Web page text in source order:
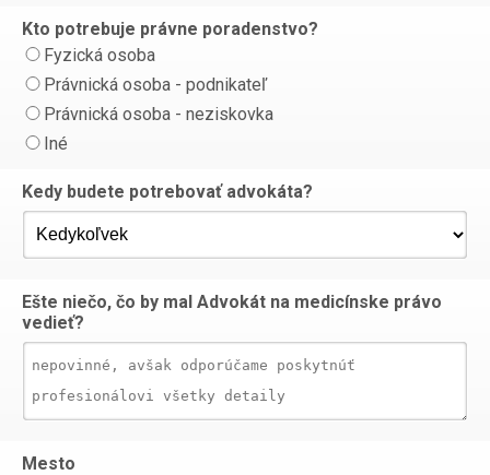
Kto potrebuje právne poradenstvo?
Fyzická osoba
Právnická osoba - podnikateľ
Právnická osoba - neziskovka
Iné
Kedy budete potrebovať advokáta?
Ešte niečo, čo by mal Advokát na medicínske právo
vedieť?
Mesto